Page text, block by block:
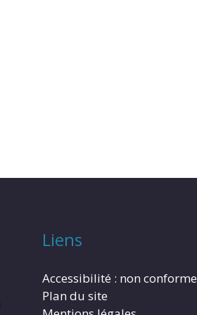
Liens
Accessibilité : non conforme
Plan du site